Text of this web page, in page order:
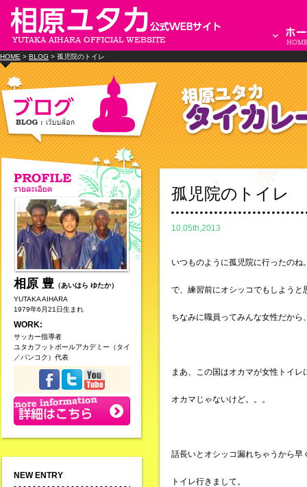
HOME > BLOG > 孤児院のトイレ
相原 豊 （あいはら ゆたか）
YUTAKA AIHARA
1979年6月21日生まれ
WORK:
サッカー指導者
ユタカフットボールアカデミー（タイ
／バンコク）代表
NEW ENTRY
孤児院のトイレ
10.05th,2013
いつものように孤児院に行ったのね
で、練習前にオシッコでもしよう
ちなみに職員ってみんな女性だから
まあ、この国はオカマが女性トイ
オカマじゃないけど。。。
話長いとオシッコ漏れちゃうから早
トイレ行きまして。